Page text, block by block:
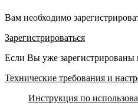
Вам необходимо
Зарегистрироваться
Если Вы уже зарегистрированы
Технические требования и
Инструкция по